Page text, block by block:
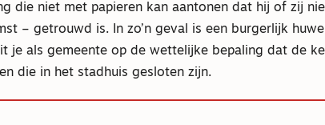
die niet met papieren kan aantonen dat hij of zij
– getrouwd is. In zo’n geval is een burgerlijk
je als gemeente op de wettelijke bepaling dat de
die in het stadhuis gesloten zijn.